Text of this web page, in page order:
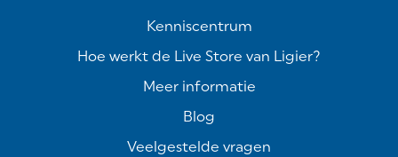
Kenniscentrum
Hoe werkt de Live Store van Ligier?
Meer informatie
Blog
Veelgestelde vragen